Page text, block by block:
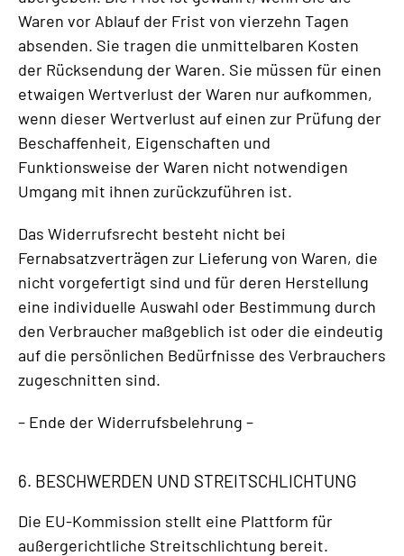
Waren vor Ablauf der Frist von vierzehn Tagen
absenden. Sie tragen die unmittelbaren Kosten
der Rücksendung der Waren. Sie müssen für einen
etwaigen Wertverlust der Waren nur aufkommen,
wenn dieser Wertverlust auf einen zur Prüfung der
Beschaffenheit, Eigenschaften und
Funktionsweise der Waren nicht notwendigen
Umgang mit ihnen zurückzuführen ist.
Das Widerrufsrecht besteht nicht bei
Fernabsatzverträgen zur Lieferung von Waren, die
nicht vorgefertigt sind und für deren Herstellung
eine individuelle Auswahl oder Bestimmung durch
den Verbraucher maßgeblich ist oder die eindeutig
auf die persönlichen Bedürfnisse des Verbrauchers
zugeschnitten sind.
– Ende der Widerrufsbelehrung –
6. BESCHWERDEN UND STREITSCHLICHTUNG
Die EU-Kommission stellt eine Plattform für
außergerichtliche Streitschlichtung bereit.